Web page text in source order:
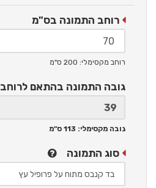
רוחב התמונה בס"מ
רוחב מקסימלי: 200 ס"מ
גובה התמונה בהתאם לרוחב
גובה מקסימלי: 113 ס"מ
סוג התמונה